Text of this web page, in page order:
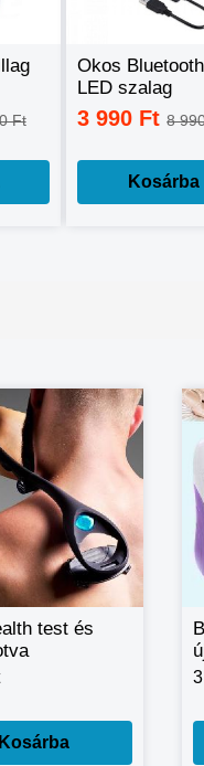
Ft
Okos Bluetooth
LED szalag
mobiltelefonos
távirányítással
3 990 Ft8
Kosárba
test és
Kosárba